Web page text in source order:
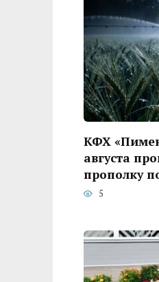
КФХ
августа
прополку
5